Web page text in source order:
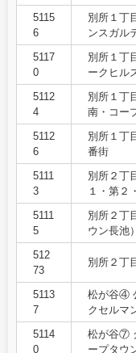
5115
6
別所１丁
ンスガル
5117
0
別所１丁
ークヒル
5112
4
別所１丁
南・コー
5112
6
別所１丁
番街
5111
3
別所２丁
１・第２
5111
5
別所２丁
ウン長池
512
73
別所２丁
5113
7
松が谷④
クセルマ
5114
0
松が谷⑦
ープタウ